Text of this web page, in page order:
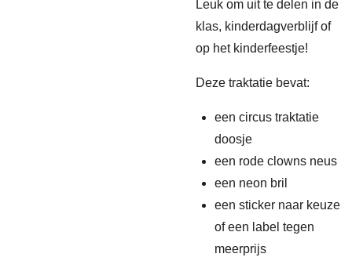
Leuk om uit te delen in de
klas, kinderdagverblijf of
op het kinderfeestje!
Deze traktatie bevat:
een circus traktatie
doosje
een rode clowns neus
een neon bril
een sticker naar keuze
of een label tegen
meerprijs